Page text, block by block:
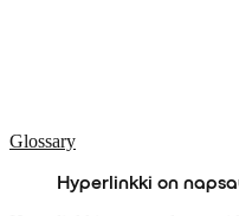
Glossary
Hyperlinkki on